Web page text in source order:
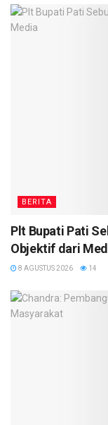
BERITA
Plt Bupati Pati
Objektif dari
8 AGUSTUS 2026 14